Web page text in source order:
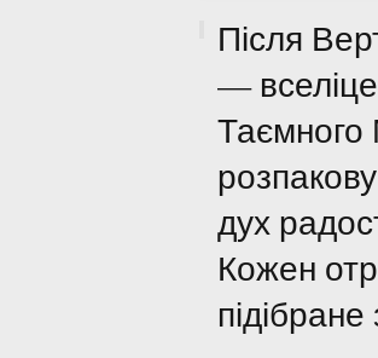
Після
—
Таємного
дух
Кожен